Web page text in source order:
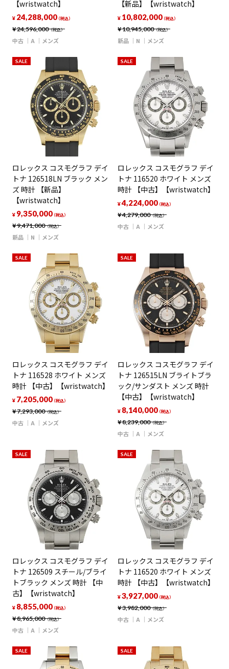
【wristwatch】
¥24,596,000（税込）
¥ 24,288,000（税込）
中古 A メンズ
【新品】【wristwatch】
¥10,945,000（税込）
¥ 10,802,000（税込）
新品 N メンズ
SALE
ロレックス コスモグラフ デイ
トナ 126518LN ブラック メン
ズ 時計 【新品】
【wristwatch】
¥9,471,000（税込）
¥ 9,350,000（税込）
新品 N メンズ
SALE
ロレックス コスモグラフ デイ
トナ 116520 ホワイト メンズ
時計 【中古】【wristwatch】
¥4,279,000（税込）
¥4,224,000（税込）
中古 A メンズ
SALE
ロレックス コスモグラフ デイ
トナ 116528 ホワイト メンズ
時計 【中古】【wristwatch】
¥7,293,000（税込）
¥ 7,205,000（税込）
中古 A メンズ
SALE
ロレックス コスモグラフ デイ
トナ 126515LN ブライトブラ
ック/サンダスト メンズ 時計
【中古】【wristwatch】
¥8,239,000（税込）
¥ 8,140,000（税込）
中古 A メンズ
SALE
ロレックス コスモグラフ デイ
トナ 126509 スチール/ブライ
トブラック メンズ 時計 【中
古】【wristwatch】
¥8,965,000（税込）
¥ 8,855,000（税込）
中古 A メンズ
SALE
ロレックス コスモグラフ デイ
トナ 116520 ホワイト メンズ
時計 【中古】【wristwatch】
¥3,982,000（税込）
¥3,927,000（税込）
中古 A メンズ
SALE SALE